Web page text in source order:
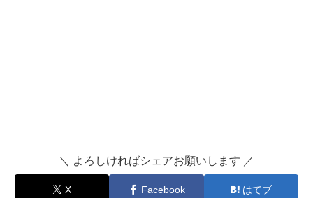
＼ よろしければシェアお願いします ／
X Facebook はてブ